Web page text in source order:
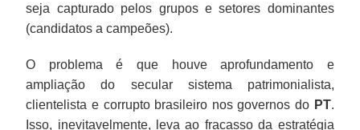
seja capturado pelos grupos e setores dominantes
(candidatos a campeões).
O problema é que houve aprofundamento e
ampliação do secular sistema patrimonialista,
clientelista e corrupto brasileiro nos governos do PT.
Isso, inevitavelmente, leva ao fracasso da estratégia